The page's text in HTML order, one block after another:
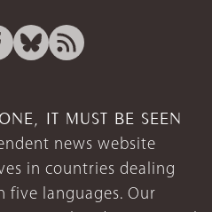
IT MUST BE SEEN
news website
in countries dealing
five languages. Our